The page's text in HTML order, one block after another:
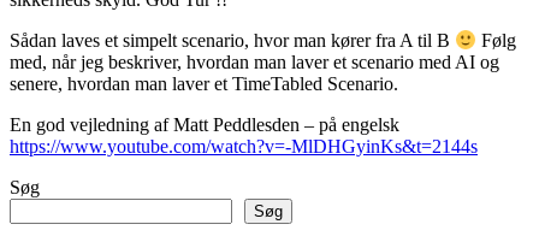
Sådan laves et simpelt scenario, hvor man kører fra A til B
Følg
med, når jeg beskriver, hvordan man laver et scenario med AI og
senere, hvordan man laver et TimeTabled Scenario.
En god vejledning af Matt Peddlesden – på engelsk
https://www.youtube.com/watch?v=-MlDHGyinKs&t=2144s
Søg
Søg